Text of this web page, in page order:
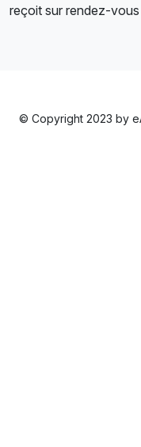
reçoit sur rendez-vous
© Copyright 2023 by